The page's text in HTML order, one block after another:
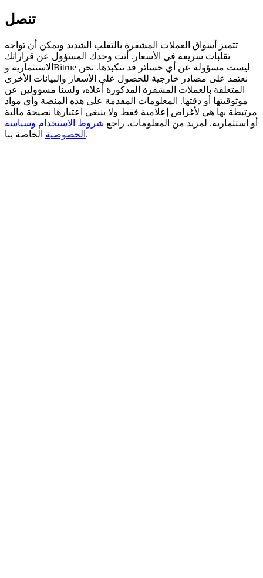
Deposit CASHCAT & Win
Share 500000 CASHCAT prize pool
Exclusive for BitMart Users
Register & Trade to Win 500,000 USDT
تنصل
تتميز أسواق العملات المشفرة بالتقلب الشديد ويمكن أن تواجه
تقلبات سريعة في الأسعار. أنت وحدك المسؤول عن قراراتك
الاستثمارية وBitrue ليست مسؤولة عن أي خسائر قد تتكبدها. نحن
نعتمد على مصادر خارجية للحصول على الأسعار والبيانات الأخرى
المتعلقة بالعملات المشفرة المذكورة أعلاه، ولسنا مسؤولين عن
موثوقيتها أو دقتها. المعلومات المقدمة على هذه المنصة وأي مواد
مرتبطة بها هي لأغراض إعلامية فقط ولا ينبغي اعتبارها نصيحة مالية
أو استثمارية. لمزيد من المعلومات، راجع شروط الاستخدام وسياسة
الخصوصية الخاصة بنا.